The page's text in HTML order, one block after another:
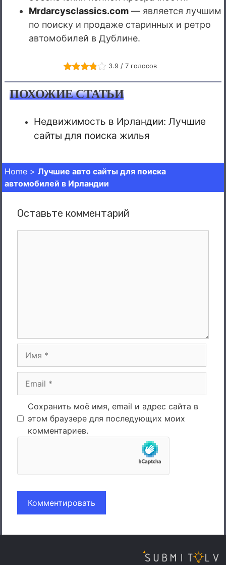
Mrdarcysclassics.com — является лучшим
по поиску и продаже старинных и ретро
автомобилей в Дублине.
3.9 / 7 голосов
ПОХОЖИЕ СТАТЬИ
Недвижимость в Ирландии: Лучшие
сайты для поиска жилья
Home > Лучшие авто сайты для поиска
автомобилей в Ирландии
Оставьте комментарий
Сохранить моё имя, email и адрес сайта в
этом браузере для последующих моих
комментариев.